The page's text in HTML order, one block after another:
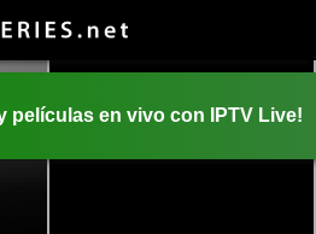
películas en vivo con IPTV Live!